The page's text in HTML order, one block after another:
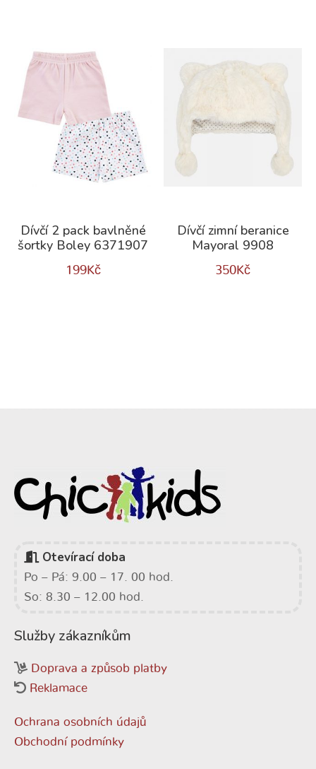
Dívčí 2 pack bavlněné
šortky Boley 6371907
199Kč
Dívčí zimní beranice
Mayoral 9908
350Kč
Otevírací doba
Po – Pá: 9.00 – 17. 00 hod.
So: 8.30 – 12.00 hod.
Služby zákazníkům
Doprava a způsob platby
Reklamace
Ochrana osobních údajů
Obchodní podmínky